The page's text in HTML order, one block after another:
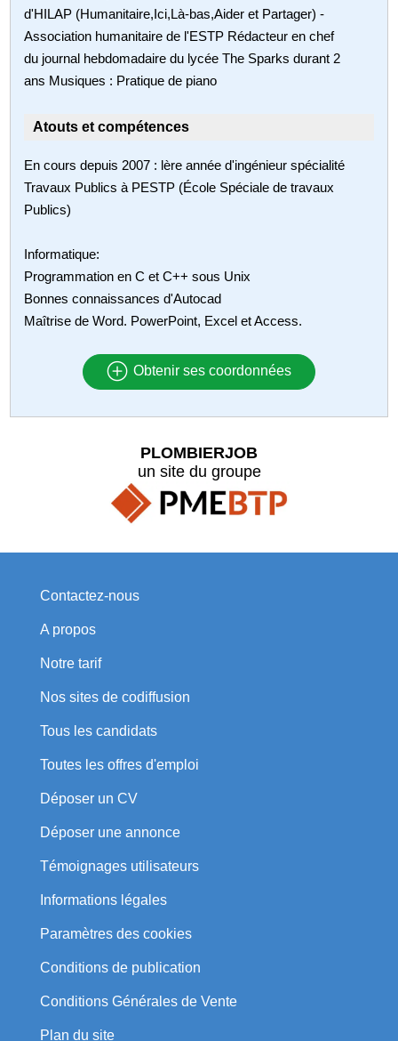
d'HILAP (Humanitaire,Ici,Là-bas,Aider et Partager) -
Association humanitaire de l'ESTP Rédacteur en chef
du journal hebdomadaire du lycée The Sparks durant 2
ans Musiques : Pratique de piano
Atouts et compétences
En cours depuis 2007 : lère année d'ingénieur spécialité
Travaux Publics à PESTP (École Spéciale de travaux
Publics)
Informatique:
Programmation en C et C++ sous Unix
Bonnes connaissances d'Autocad
Maîtrise de Word. PowerPoint, Excel et Access.
Obtenir ses coordonnées
PLOMBIERJOB
un site du groupe
Contactez-nous
A propos
Notre tarif
Nos sites de codiffusion
Tous les candidats
Toutes les offres d'emploi
Déposer un CV
Déposer une annonce
Témoignages utilisateurs
Informations légales
Paramètres des cookies
Conditions de publication
Conditions Générales de Vente
Plan du site